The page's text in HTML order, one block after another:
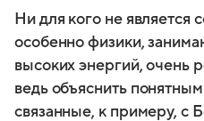
Ни для кого не является
особенно физики,
высоких энергий, очень
ведь объяснить
связанные, к примеру, с